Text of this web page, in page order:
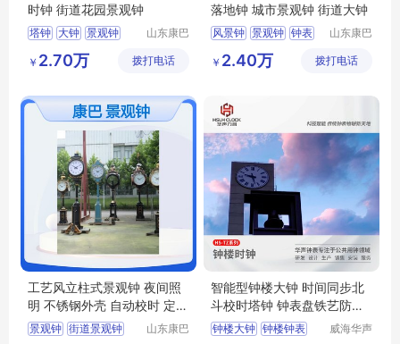
时钟 街道花园景观钟
塔钟 大钟 景观钟
山东康巴
限公司
￥ 2.70万 拨打电话
落地钟 城市景观钟 街道大钟
风景钟 景观钟 钟表
山东康巴
限公司
￥ 2.40万 拨打电话
工艺风立柱式景观钟 夜间照
明 不锈钢外壳 自动校时 定制
样式
景观钟 街道景观钟
山东康巴
智能型钟楼大钟 时间同步北
斗校时塔钟 钟表盘铁艺防腐
处理 HS-TZ型
钟楼大钟 钟楼钟表
威海华声